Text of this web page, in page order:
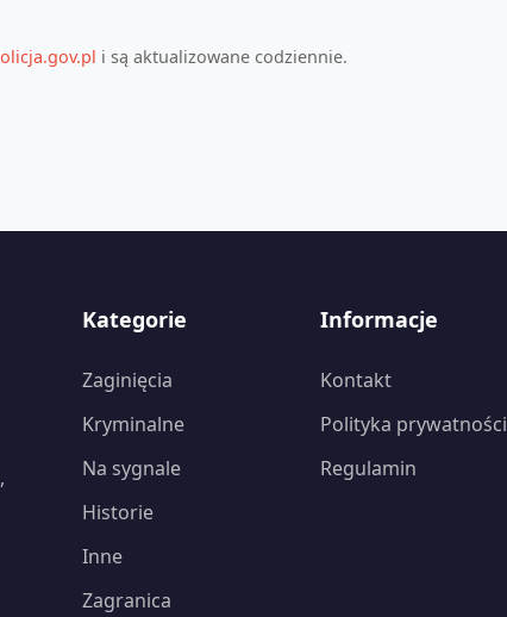
i są aktualizowane codziennie.
Kategorie
Zaginięcia
Kryminalne
Na sygnale
Historie
Inne
Zagranica
Informacje
Kontakt
Polityka prywatności
Regulamin